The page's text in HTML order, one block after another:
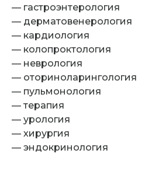
— гастроэнтерология
— дерматовенерология
— кардиология
— колопроктология
— неврология
— оториноларингология
— пульмонология
— терапия
— урология
— хирургия
— эндокринология